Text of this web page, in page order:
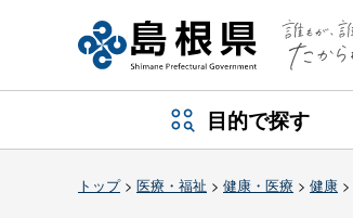
目的で探す
トップ> 医療・福祉 > 健康・医療 > 健康 >